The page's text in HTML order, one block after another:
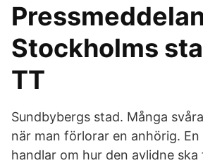
Stockholms
TT
Sundbybergs stad. Många
när man förlorar en anhörig.
handlar om hur den avlidne ska